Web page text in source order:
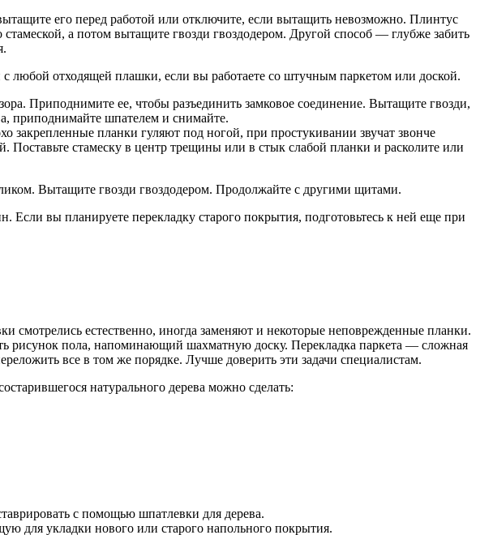
его перед работой или отключите, если вытащить невозможно. Плинтус
а потом вытащите гвозди гвоздодером. Другой способ — глубже забить
любой отходящей плашки, если вы работаете со штучным паркетом или доской.
Приподнимите ее, чтобы разъединить замковое соединение. Вытащите гвозди,
приподнимайте шпателем и снимайте.
планки гуляют под ногой, при простукивании звучат звонче
стамеску в центр трещины или в стык слабой планки и расколите или
Вытащите гвозди гвоздодером. Продолжайте с другими щитами.
вы планируете перекладку старого покрытия, подготовьтесь к ней еще при
естественно, иногда заменяют и некоторые неповрежденные планки.
рисунок пола, напоминающий шахматную доску. Перекладка паркета — сложная
все в том же порядке. Лучше доверить эти задачи специалистам.
натурального дерева можно сделать:
с помощью шпатлевки для дерева.
для укладки нового или старого напольного покрытия.